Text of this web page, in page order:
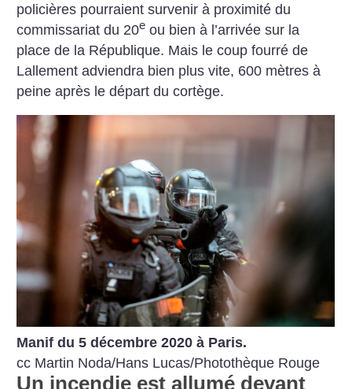
policières pourraient survenir à proximité du
commissariat du 20e ou bien à l’arrivée sur la
place de la République. Mais le coup fourré de
Lallement adviendra bien plus vite, 600 mètres à
peine après le départ du cortège.
Manif du 5 décembre 2020 à Paris.
cc Martin Noda/Hans Lucas/Photothèque Rouge
Un incendie est allumé devant